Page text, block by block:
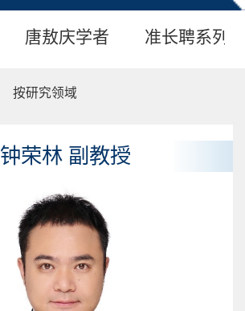
唐敖庆学者 准长聘系列
按研究领域
钟荣林 副教授